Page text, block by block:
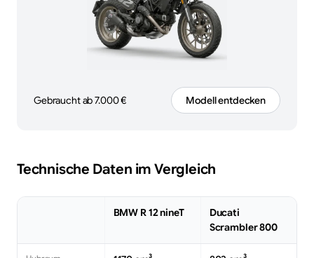
Gebraucht ab 7.000 € Modell entdecken
Technische Daten im Vergleich
BMW R 12 nineT
Ducati
Scrambler 800